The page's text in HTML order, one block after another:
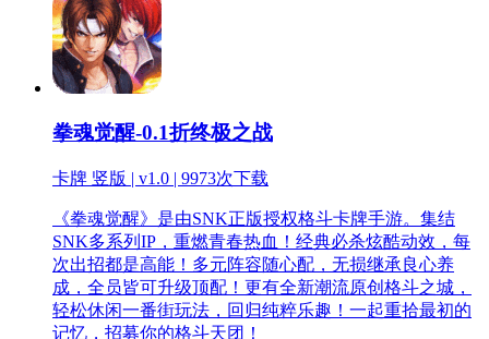
拳魂觉醒-0.1折终极之战
卡牌 竖版 | v1.0 | 9973次下载
《拳魂觉醒》是由SNK正版授权格斗卡牌手游。集结
SNK多系列IP，重燃青春热血！经典必杀炫酷动效，每
次出招都是高能！多元阵容随心配，无损继承良心养
成，全员皆可升级顶配！更有全新潮流原创格斗之城，
轻松休闲一番街玩法，回归纯粹乐趣！一起重拾最初的
记忆，招募你的格斗天团！